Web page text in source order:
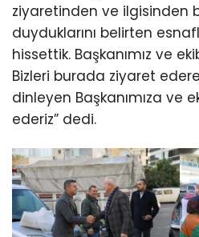
ziyaretinden ve ilgisinden
duyduklarını belirten
hissettik. Başkanımız ve
Bizleri burada ziyaret
dinleyen Başkanımıza ve
ederiz” dedi.